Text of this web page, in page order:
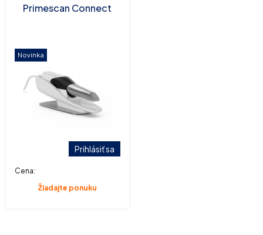
Primescan Connect
Novinka
Cena:
Prihlásiť sa
Žiadajte ponuku